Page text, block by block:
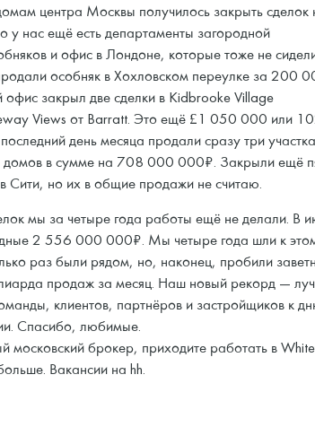
центра Москвы получилось закрыть сделок
нас ещё есть департаменты загородной
и офис в Лондоне, которые тоже не
особняк в Хохловском переулке за 200
закрыл две сделки в Kidbrooke Village
Views от Barratt. Это ещё £1 050 000 или
день месяца продали сразу три участка
домов в сумме на 708 000 000₽. Закрыли ещё
Сити, но их в общие продажи не считаю.
мы за четыре года работы ещё не делали. В
2 556 000 000₽. Мы четыре года шли к
раз были рядом, но, наконец, пробили
продаж за месяц. Наш новый рекорд —
клиентов, партнёров и застройщиков к
Спасибо, любимые.
московский брокер, приходите работать в
Вакансии на hh.